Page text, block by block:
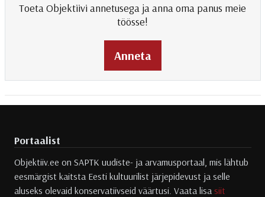
Toeta Objektiivi annetusega ja anna oma panus meie
töösse!
Anneta
Portaalist
Objektiiv.ee on SAPTK uudiste- ja arvamusportaal, mis lähtub
eesmärgist kaitsta Eesti kultuurilist järjepidevust ja selle
aluseks olevaid konservatiivseid väärtusi. Vaata lisa siit